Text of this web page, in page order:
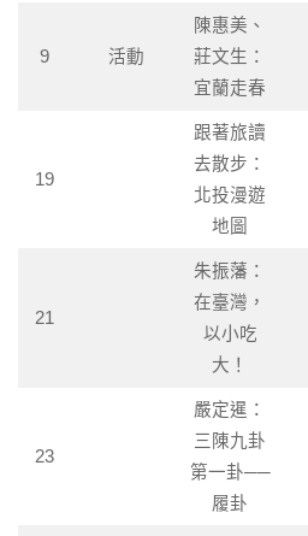
9 活動
陳惠美、
莊文生：
宜蘭走春
19
跟著旅讀
去散步：
北投漫遊
地圖
21
朱振藩：
在臺灣，
以小吃
大！
23
嚴定暹：
三陳九卦
第一卦──
履卦